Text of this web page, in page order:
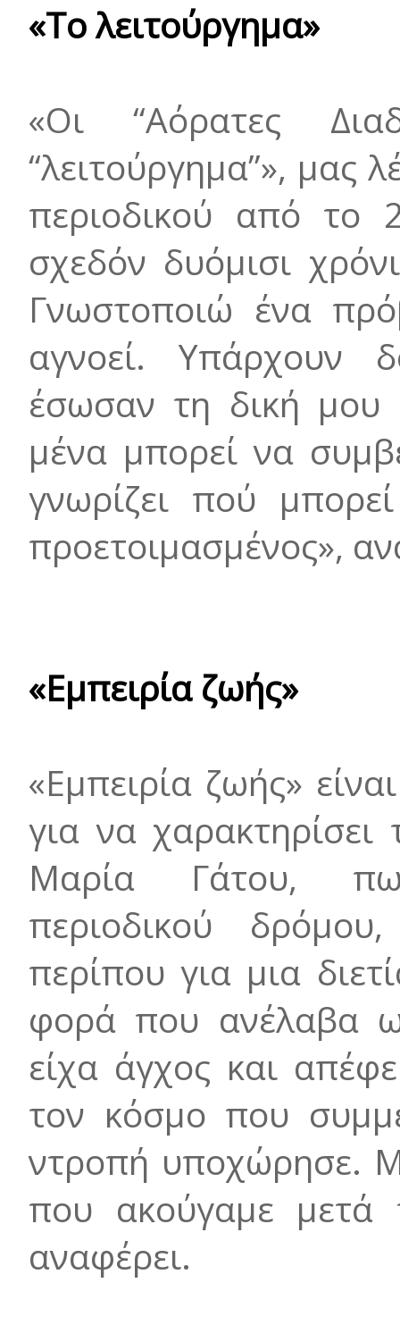
«Το λειτούργημα»
«Οι “Αόρατες
“λειτούργημα”», μας
περιοδικού από το
σχεδόν δυόμισι
Γνωστοποιώ ένα
αγνοεί. Υπάρχουν
έσωσαν τη δική
μένα μπορεί να
γνωρίζει πού
προετοιμασμένος»,
«Εμπειρία ζωής»
«Εμπειρία ζωής»
για να χαρακτηρίσει
Μαρία Γάτου,
περιοδικού
περίπου για μια
φορά που ανέλαβα
είχα άγχος και
τον κόσμο που
ντροπή υποχώρησε.
που ακούγαμε μετά
αναφέρει.